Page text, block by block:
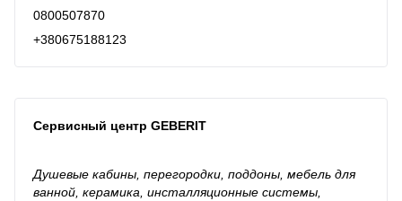
0800507870
+380675188123
Сервисный центр GEBERIT
Душевые кабины, перегородки, поддоны, мебель для
ванной, керамика, инсталляционные системы,